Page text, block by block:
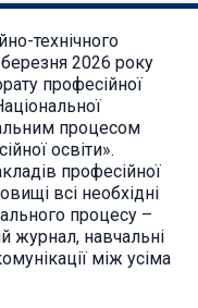
технічного
2026 року
професійної
процесом
освіти».
професійної
всі необхідні
процесу –
журнал, навчальні
між усіма